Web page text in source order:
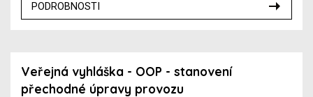
PODROBNOSTI
Veřejná vyhláška - OOP - stanovení
přechodné úpravy provozu